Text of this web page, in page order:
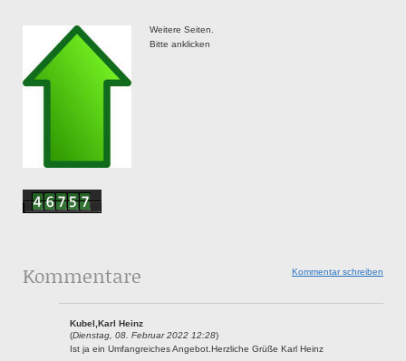
Weitere Seiten.
Bitte anklicken
Kommentar schreiben
Kommentare
Kubel,Karl Heinz
(Dienstag, 08. Februar 2022 12:28)
Ist ja ein Umfangreiches Angebot.Herzliche Grüße Karl Heinz